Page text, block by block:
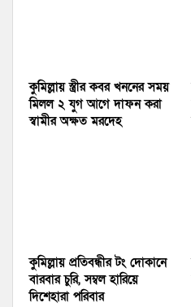
কুমিল্লায় স্ত্রীর কবর খননের সময়
মিলল ২ যুগ আগে দাফন করা
স্বামীর অক্ষত মরদেহ
কুমিল্লায় প্রতিবন্ধীর টং দোকানে
বারবার চুরি, সম্বল হারিয়ে
দিশেহারা পরিবার